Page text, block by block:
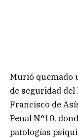
Murió quemado
de seguridad
Francisco de
Penal N°10,
patologías